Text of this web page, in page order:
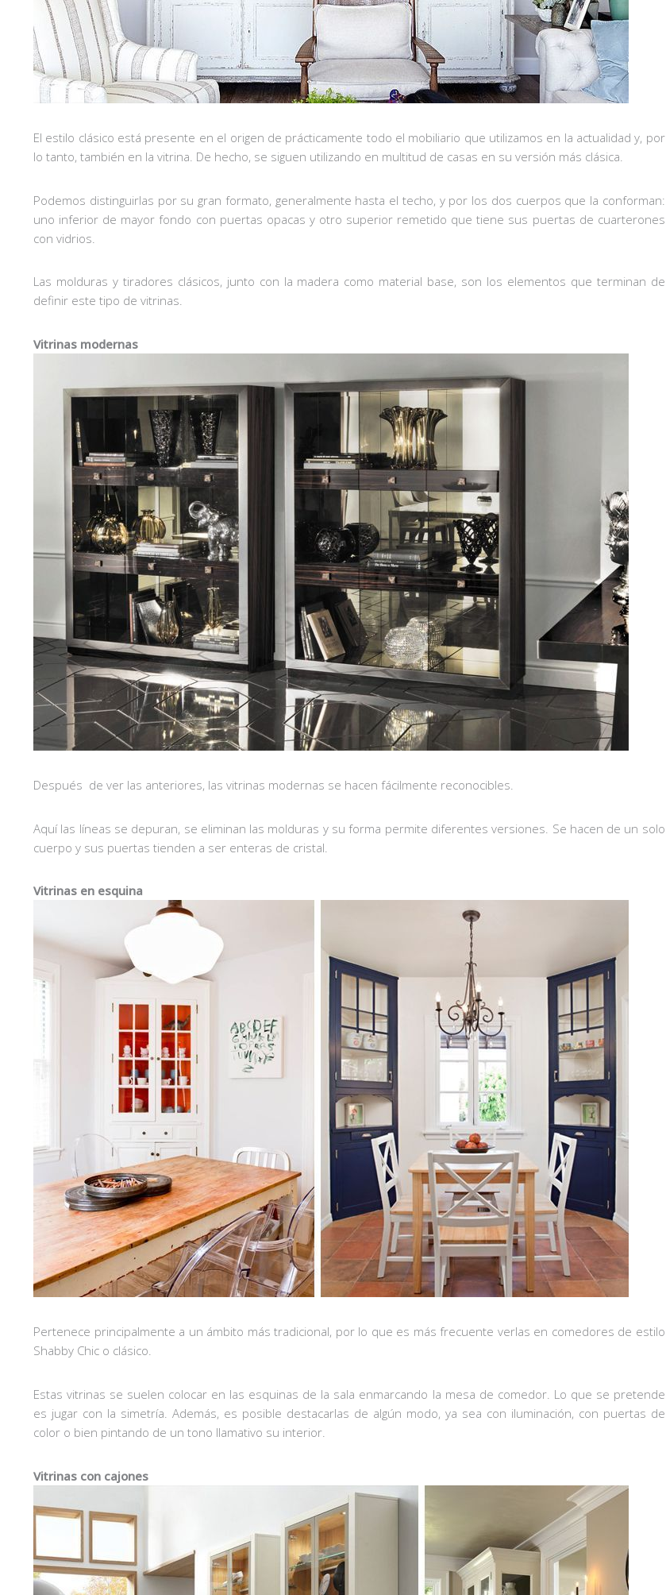
El estilo clásico está presente en el origen de prácticamente todo el mobiliario que utilizamos en la actualidad y, por
lo tanto, también en la vitrina. De hecho, se siguen utilizando en multitud de casas en su versión más clásica.
Podemos distinguirlas por su gran formato, generalmente hasta el techo, y por los dos cuerpos que la conforman:
uno inferior de mayor fondo con puertas opacas y otro superior remetido que tiene sus puertas de cuarterones
con vidrios.
Las molduras y tiradores clásicos, junto con la madera como material base, son los elementos que terminan de
definir este tipo de vitrinas.
Vitrinas modernas
Después de ver las anteriores, las vitrinas modernas se hacen fácilmente reconocibles.
Aquí las líneas se depuran, se eliminan las molduras y su forma permite diferentes versiones. Se hacen de un solo
cuerpo y sus puertas tienden a ser enteras de cristal.
Vitrinas en esquina
Pertenece principalmente a un ámbito más tradicional, por lo que es más frecuente verlas en comedores de estilo
Shabby Chic o clásico.
Estas vitrinas se suelen colocar en las esquinas de la sala enmarcando la mesa de comedor. Lo que se pretende
es jugar con la simetría. Además, es posible destacarlas de algún modo, ya sea con iluminación, con puertas de
color o bien pintando de un tono llamativo su interior.
Vitrinas con cajones